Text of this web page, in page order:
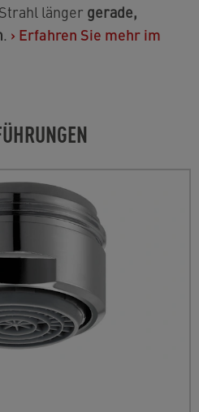
länger gerade,
. › Erfahren Sie mehr im